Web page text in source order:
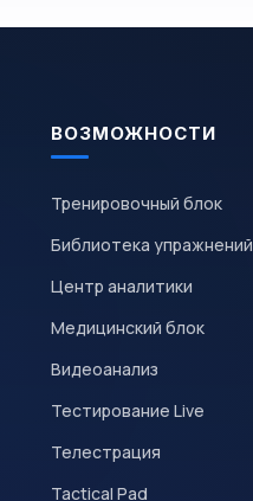
ВОЗМОЖНОСТИ
Тренировочный блок
Библиотека упражнений
Центр аналитики
Медицинский блок
Видеоанализ
Тестирование Live
Телестрация
Tactical Pad